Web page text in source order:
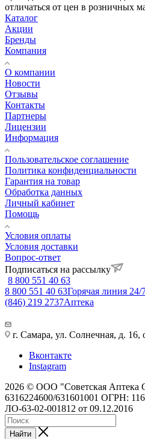
отличаться от цен в розничных
Каталог
Акции
Бренды
Компания
О компании
Новости
Отзывы
Контакты
Партнеры
Лицензии
Информация
Пользовательское соглашение
Политика конфиденциальности
Гарантия на товар
Обработка данных
Личный кабинет
Помощь
Условия оплаты
Условия доставки
Вопрос-ответ
Подписаться на рассылку
8 800 551 40 63
8 800 551 40 63Горячая линия 24/
(846) 219 2737Аптека
г. Самара, ул. Солнечная, д. 16,
Вконтакте
Instagram
2026 © ООО "Советская
6316224600/631601001 ОГРН:
ЛО-63-02-001812 от 09.12.2016
Найти